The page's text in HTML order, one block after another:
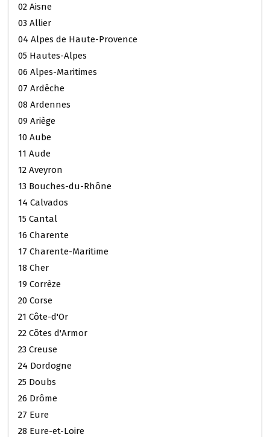
02 Aisne
03 Allier
04 Alpes de Haute-Provence
05 Hautes-Alpes
06 Alpes-Maritimes
07 Ardêche
08 Ardennes
09 Ariège
10 Aube
11 Aude
12 Aveyron
13 Bouches-du-Rhône
14 Calvados
15 Cantal
16 Charente
17 Charente-Maritime
18 Cher
19 Corrèze
20 Corse
21 Côte-d'Or
22 Côtes d'Armor
23 Creuse
24 Dordogne
25 Doubs
26 Drôme
27 Eure
28 Eure-et-Loire